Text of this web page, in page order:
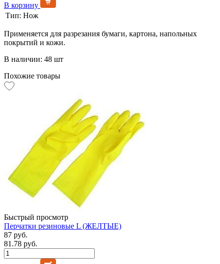
В корзину
Тип: Нож
Применяется для разрезания бумаги, картона, напольных
покрытий и кожи.
В наличии: 48 шт
Похожие товары
Быстрый просмотр
Перчатки резиновые L (ЖЕЛТЫЕ)
87 руб.
81.78 руб.